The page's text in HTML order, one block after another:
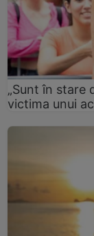
„Sunt în stare
victima unui